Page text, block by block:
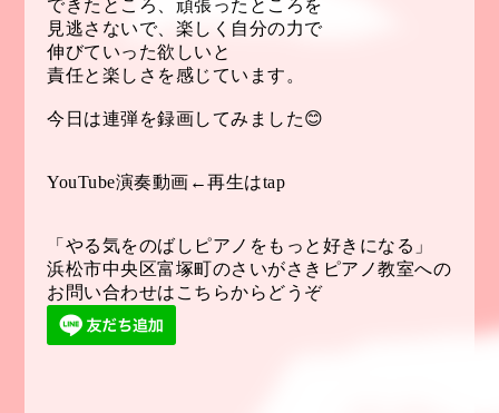
できたところ、頑張ったところを
見逃さないで、楽しく自分の力で
伸びていった欲しいと
責任と楽しさを感じています。
今日は連弾を録画してみました😊
YouTube演奏動画 ←再生はtap
「やる気をのばしピアノをもっと好きになる」
浜松市中央区富塚町のさいがさきピアノ教室への
お問い合わせはこちらからどうぞ